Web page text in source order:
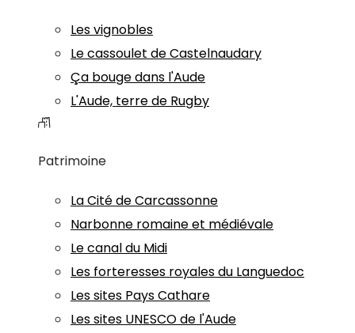
Les vignobles
Le cassoulet de Castelnaudary
Ça bouge dans l'Aude
L'Aude, terre de Rugby
Patrimoine
La Cité de Carcassonne
Narbonne romaine et médiévale
Le canal du Midi
Les forteresses royales du Languedoc
Les sites Pays Cathare
Les sites UNESCO de l'Aude